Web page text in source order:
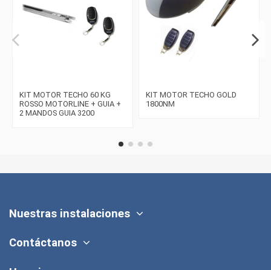
KIT MOTOR TECHO 60 KG
ROSSO MOTORLINE + GUIA +
2 MANDOS GUIA 3200
KIT MOTOR TECHO GOLD
1800NM
Nuestras instalaciones
Contáctanos